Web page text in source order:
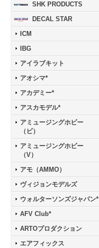
SHK PRODUCTS
DECAL STAR
ICM
IBG
アイラブキット
アオシマ*
アカデミー*
アスカモデル*
アミュージングホビー
（ビ）
アミュージングホビー
（V）
アモ（AMMO）
ヴィジョンモデルズ
ウォルターソンズジャパン*
AFV Club*
ARTOプロダクション
エアフィックス